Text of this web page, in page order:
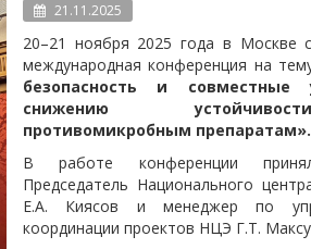
21.11.2025
20–21 ноября 2025 года в Москве
международная конференция на
безопасность и совместные
снижению
противомикробным препаратам».
В работе конференции
Председатель Национального
Е.А. Киясов и менеджер по
координации проектов НЦЭ Г.Т.